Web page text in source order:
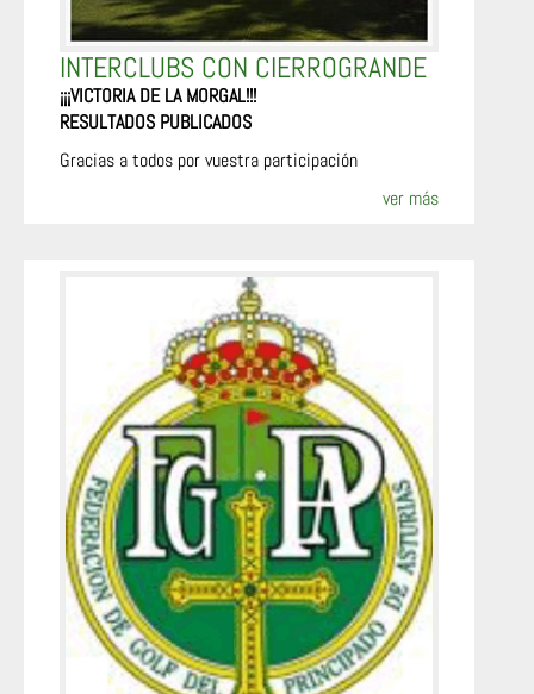
INTERCLUBS CON CIERROGRANDE
¡¡¡VICTORIA DE LA MORGAL!!!
RESULTADOS PUBLICADOS
Gracias a todos por vuestra participación
ver más